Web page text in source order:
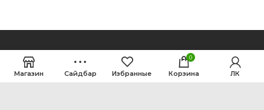
Магазин Сайдбар Избранные
0
Корзина ЛК